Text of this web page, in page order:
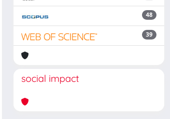
48
39
social impact